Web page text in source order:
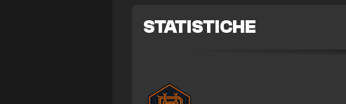
STATISTICHE